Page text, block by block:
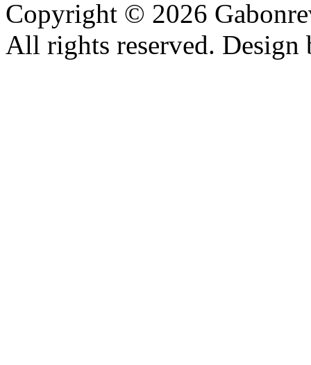
Copyright © 2026
All rights reserved.